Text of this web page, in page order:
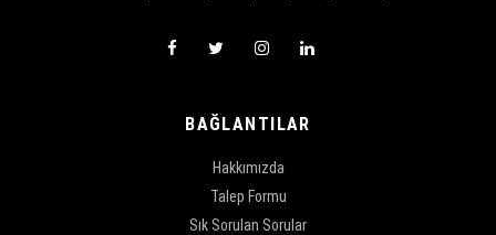
BAĞLANTILAR
Hakkımızda
Talep Formu
Sık Sorulan Sorular